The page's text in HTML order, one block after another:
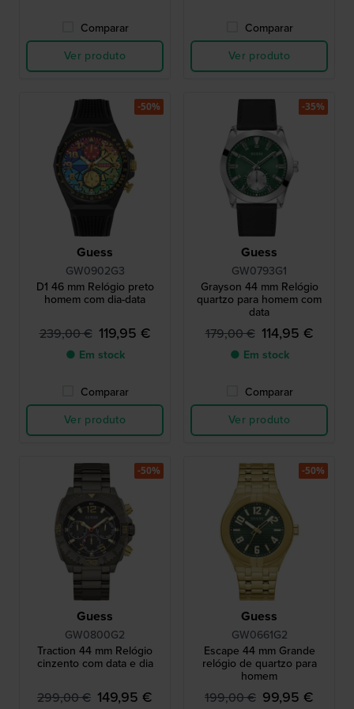
Comparar
Ver produto
Comparar
Ver produto
Guess
GW0902G3
D1 46 mm Relógio preto
homem com dia-data
239,00 € 119,95 €
● Em stock
Comparar
Ver produto
-50%
Guess
GW0793G1
Grayson 44 mm Relógio
quartzo para homem com
data
179,00 € 114,95 €
● Em stock
Comparar
Ver produto
-35%
Guess
GW0800G2
Traction 44 mm Relógio
cinzento com data e dia
299,00 € 149,95 €
-50%
Guess
GW0661G2
Escape 44 mm Grande
relógio de quartzo para
homem
199,00 € 99,95 €
-50%